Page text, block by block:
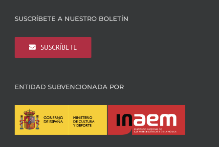
SUSCRÍBETE A NUESTRO BOLETÍN
SUSCRÍBETE
ENTIDAD SUBVENCIONADA POR